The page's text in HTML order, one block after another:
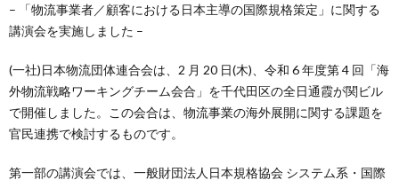
– 「物流事業者／顧客における日本主導の国際規格策定」に関する
講演会を実施しました –
(一社)日本物流団体連合会は、2 月 20 日(木)、令和 6 年度第 4 回「海
外物流戦略ワーキングチーム会合」を千代田区の全日通霞が関ビル
で開催しました。この会合は、物流事業の海外展開に関する課題を
官民連携で検討するものです。
第一部の講演会では、一般財団法人日本規格協会 システム系・国際